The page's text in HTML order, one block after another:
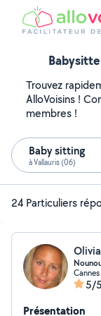
Trouvez
AlloVoisins !
membres !
Baby sitting
à Vallauris (06)
24 Particuliers
5/5
Présentation